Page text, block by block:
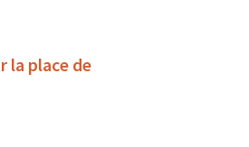
la place de